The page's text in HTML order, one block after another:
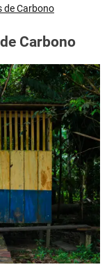
de Carbono
Carbono